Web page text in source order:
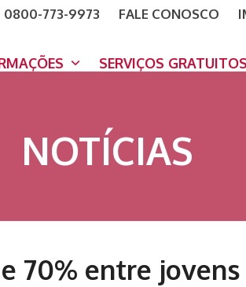
0800-773-9973 FALE CONOSCO
SERVIÇOS GRATUITOS
NOTÍCIAS
70% entre jovens